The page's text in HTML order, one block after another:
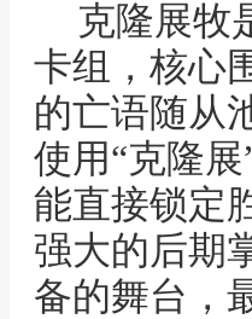
克隆展牧
卡组，核心
的亡语随从
使用“克隆
能直接锁定
强大的后期
备的舞台，